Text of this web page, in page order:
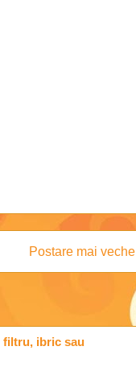
Postare mai veche
filtru, ibric sau